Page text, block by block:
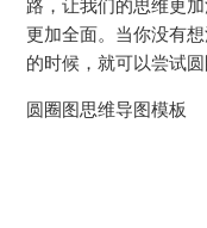
路，让我们的思维更
更加全面。当你没有
的时候，就可以尝试圆
圆圈图思维导图模板